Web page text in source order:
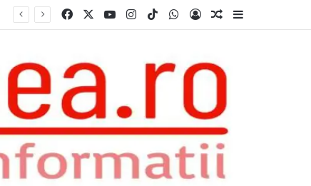
Facebook YouTubeInstagram
TikTokWhatsApp
Log InRandom Article